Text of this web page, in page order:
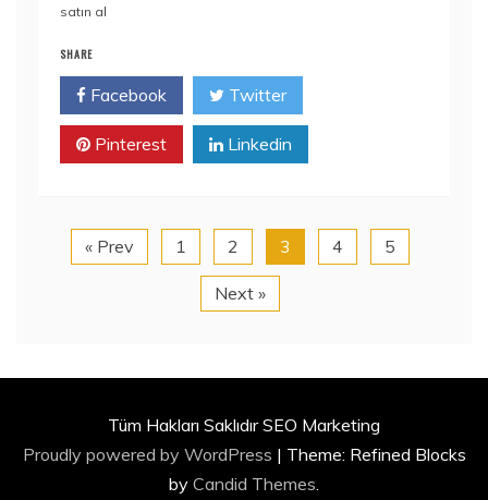
satın al
SHARE
Facebook Twitter
Pinterest Linkedin
« Prev 1 2 3 4 5
Next »
Tüm Hakları Saklıdır SEO Marketing
Proudly powered by WordPress | Theme: Refined Blocks
by Candid Themes.